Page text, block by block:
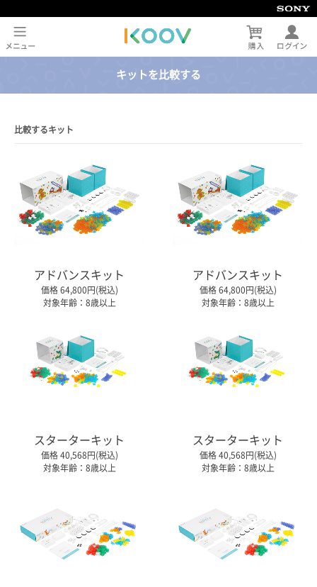
キットを比較する
比較するキット
アドバンスキット
価格 64,800円(税込)
対象年齢：8歳以上
スターターキット
価格 40,568円(税込)
対象年齢：8歳以上
アドバンスキット
価格 64,800円(税込)
対象年齢：8歳以上
スターターキット
価格 40,568円(税込)
対象年齢：8歳以上